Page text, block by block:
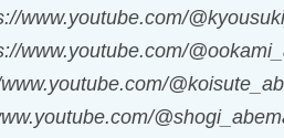
www.youtube.com/
www.youtube.com/